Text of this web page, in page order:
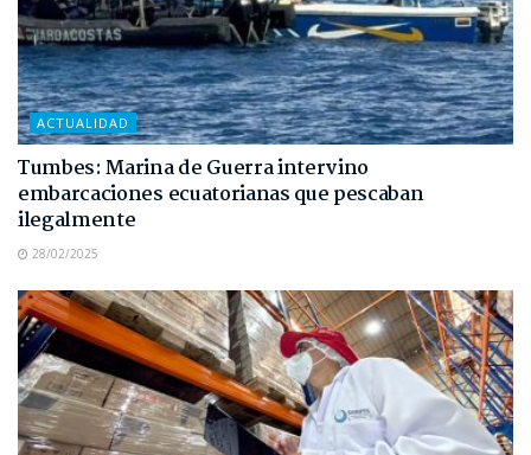
ACTUALIDAD
Tumbes: Marina de Guerra intervino
embarcaciones ecuatorianas que pescaban
ilegalmente
28/02/2025